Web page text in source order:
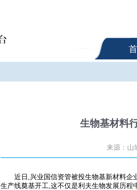
生物基材料
来源：山
近日,兴业国信资管被投生物基新材料企
生产线奠基开工,这不仅是利夫生物发展历程